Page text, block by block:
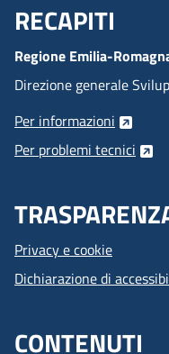
Menu Footer
RECAPITI
Regione Emilia-
Direzione generale
Per informazioni
Per problemi tecnici
Privacy e cookie
Dichiarazione di
CONTENUTI